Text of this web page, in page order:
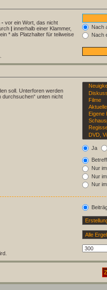
- vor ein Wort, das nicht
| innerhalb einer Klammer,
* als Platzhalter für teilweise
Nach
Nach
soll. Unterforen werden
durchsuchen“ unten nicht
Ja
Nur
Nur
Nur